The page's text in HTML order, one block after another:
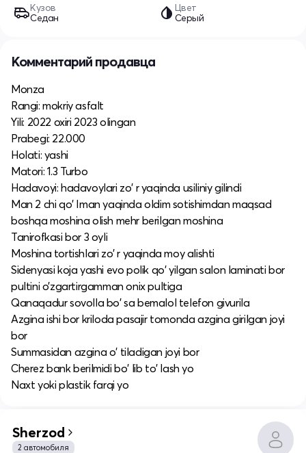
Кузов
Седан
Цвет
Серый
Комментарий продавца
Monza
Rangi: mokriy asfalt
Yili: 2022 oxiri 2023 olingan
Prabegi: 22.000
Holati: yashi
Matori: 1.3 Turbo
Hadavoyi: hadavoylari zo' r yaqinda usiliniy gilindi
Man 2 chi qo' Iman yaqinda oldim sotishimdan maqsad
boshqa moshina olish mehr berilgan moshina
Tanirofkasi bor 3 oyli
Moshina tortishlari zo' r yaqinda moy alishti
Sidenyasi koja yashi evo polik qo' yilgan salon laminati bor
pultini o’zgartirgamman onix pultiga
Qanaqadur sovolla bo' sa bemalol telefon givurila
Azgina ishi bor kriloda pasajir tomonda azgina girilgan joyi
bor
Summasidan azgina o' tiladigan joyi bor
Cherez bank berilmidi bo' lib to' lash yo
Naxt yoki plastik farqi yo
Sherzod
2 автомобиля